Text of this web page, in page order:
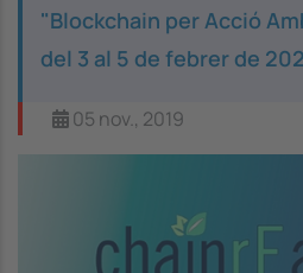
"Blockchain per Acció
del 3 al 5 de febrer de
05 nov., 2019